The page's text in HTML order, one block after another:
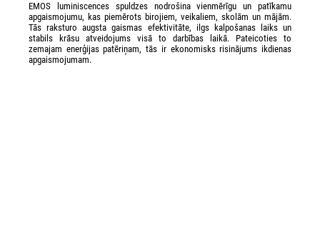
EMOS luminiscences spuldzes nodrošina vienmērīgu un patīkamu
apgaismojumu, kas piemērots birojiem, veikaliem, skolām un mājām.
Tās raksturo augsta gaismas efektivitāte, ilgs kalpošanas laiks un
stabils krāsu atveidojums visā to darbības laikā. Pateicoties to
zemajam enerģijas patēriņam, tās ir ekonomisks risinājums ikdienas
apgaismojumam.